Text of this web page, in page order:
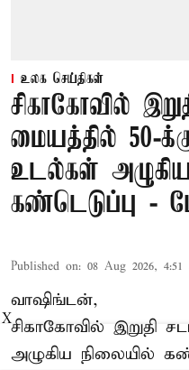
உலக செய்திகள்
சிகாகோவில்
மையத்தில் 50-
உடல்கள்
கண்டெடுப்பு -
Published on: 08 Aug 2026, 4:51
வாஷிங்டன்,
சிகாகோவில் இறுதி
அழுகிய நிலையில்
X